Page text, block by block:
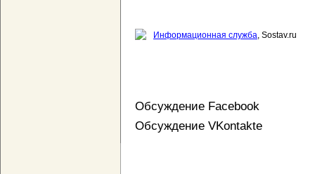
Информационная служба, Sostav.ru
Обсуждение Facebook
Обсуждение VKontakte